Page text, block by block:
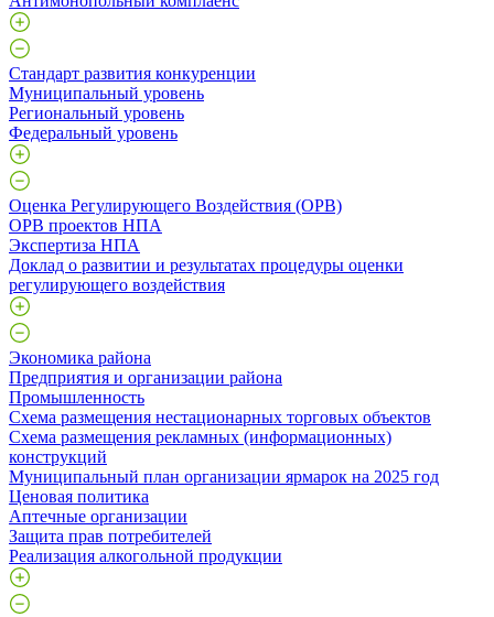
Стандарт развития конкуренции
Муниципальный уровень
Региональный уровень
Федеральный уровень
Оценка Регулирующего Воздействия (ОРВ)
ОРВ проектов НПА
Экспертиза НПА
Доклад о развитии и результатах процедуры оценки
регулирующего воздействия
Экономика района
Предприятия и организации района
Промышленность
Схема размещения нестационарных торговых объектов
Схема размещения рекламных (информационных)
конструкций
Муниципальный план организации ярмарок на 2025 год
Ценовая политика
Аптечные организации
Защита прав потребителей
Реализация алкогольной продукции